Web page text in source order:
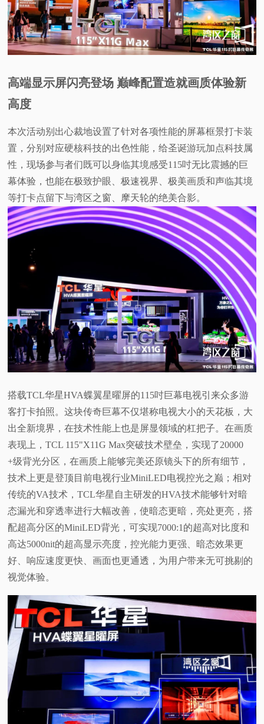
体
验
专
题
高端显示屏闪亮登场 巅峰配置造就画质体验新
高度
本次活动别出心裁地设置了针对各项性能的屏幕框景打卡装
置，分别对应硬核科技的出色性能，给圣诞游玩加点科技属
性，现场参与者们既可以身临其境感受115吋无比震撼的巨
幕体验，也能在极致护眼、极速视界、极美画质和声临其境
等打卡点留下与湾区之窗、摩天轮的绝美合影。
搭载TCL华星HVA蝶翼星曜屏的115吋巨幕电视引来众多游
客打卡拍照。这块传奇巨幕不仅堪称电视大小的天花板，大
出全新境界，在技术性能上也是屏显领域的杠把子。在画质
表现上，TCL 115"X11G Max突破技术壁垒，实现了20000
+级背光分区，在画质上能够完美还原镜头下的所有细节，
技术上更是登顶目前电视行业MiniLED电视控光之巅；相对
传统的VA技术，TCL华星自主研发的HVA技术能够针对暗
态漏光和穿透率进行大幅改善，使暗态更暗，亮处更亮，搭
配超高分区的MiniLED背光，可实现7000:1的超高对比度和
高达5000nit的超高显示亮度，控光能力更强、暗态效果更
好、响应速度更快、画面也更通透，为用户带来无可挑剔的
视觉体验。